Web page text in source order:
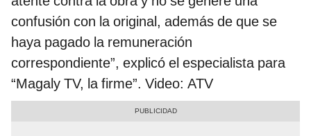
confusión con la original, además de que se
haya pagado la remuneración
correspondiente”, explicó el especialista para
“Magaly TV, la firme”. Video: ATV